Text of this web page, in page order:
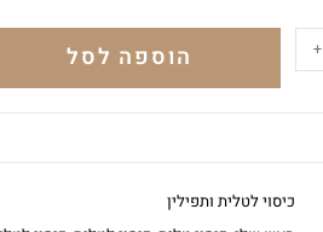
+ הוספה לסל
כיסוי לטלית ותפילין